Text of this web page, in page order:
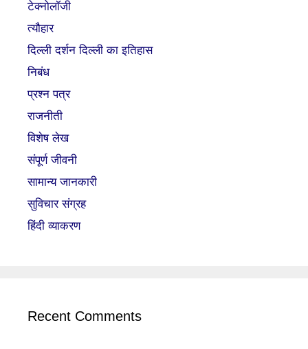
टेक्नोलॉजी
त्यौहार
दिल्ली दर्शन दिल्ली का इतिहास
निबंध
प्रश्न पत्र
राजनीती
विशेष लेख
संपूर्ण जीवनी
सामान्य जानकारी
सुविचार संग्रह
हिंदी व्याकरण
Recent Comments